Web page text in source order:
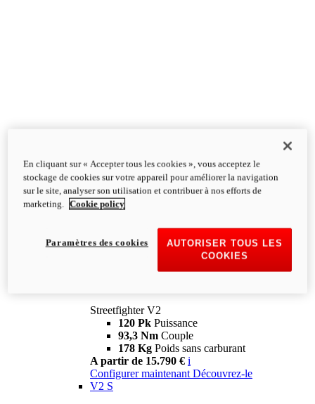
Streetfighter V2
120 Pk Puissance
93,3 Nm Couple
178 Kg Poids sans carburant
A partir de 15.790 € i
Configurer maintenant Découvrez-le
V2 S
En cliquant sur « Accepter tous les cookies », vous acceptez le
stockage de cookies sur votre appareil pour améliorer la navigation
sur le site, analyser son utilisation et contribuer à nos efforts de
marketing.
Cookie policy
AUTORISER TOUS LES
COOKIES
Paramètres des cookies